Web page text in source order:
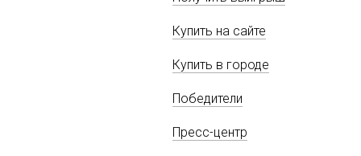
Купить на сайте
Купить в городе
Победители
Пресс-центр